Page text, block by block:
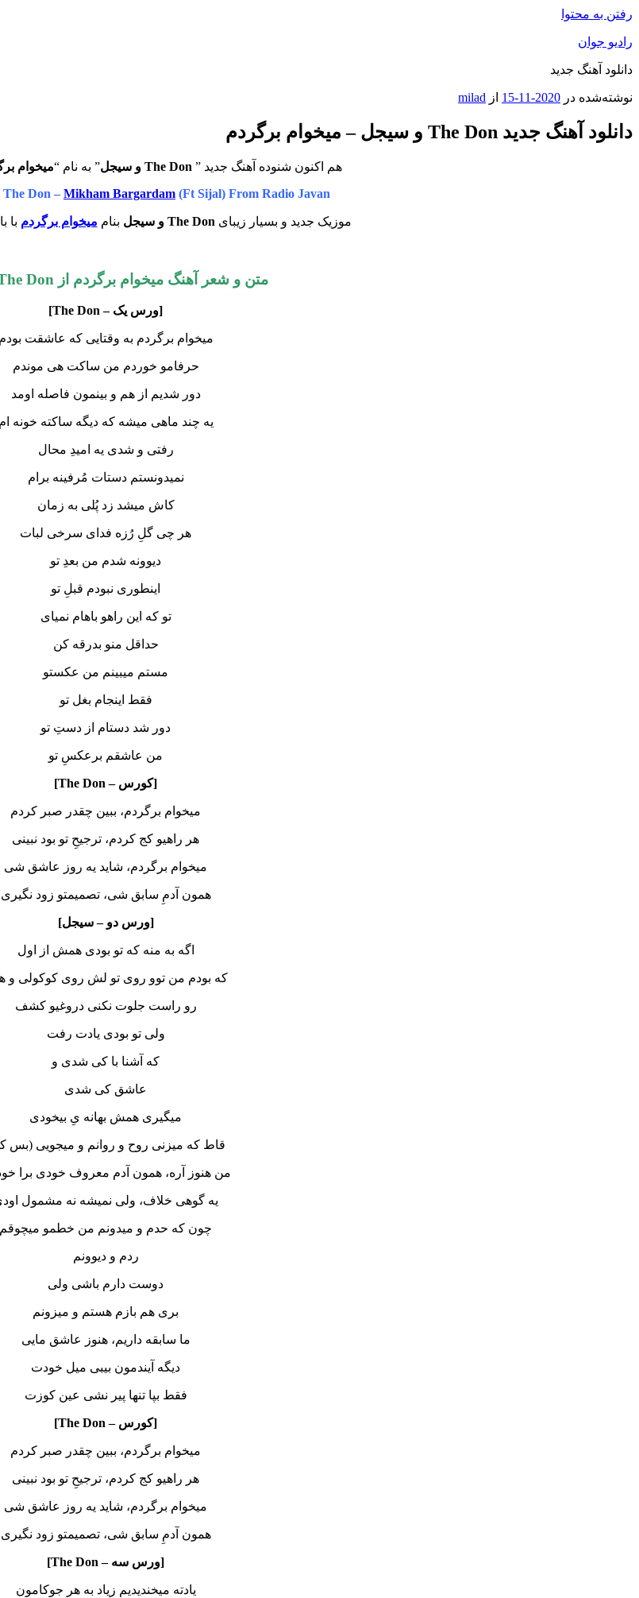
رفتن به محتوا
رادیو جوان
دانلود آهنگ جدید
نوشته‌شده در 2020-11-15 از milad
دانلود آهنگ جدید The Don و سیجل – میخوام برگردم
هم اکنون شنوده آهنگ جدید ” The Don و سیجل ” به نام “میخوام
Don – Mikham Bargardam (Ft Sijal) From Radio Javan
موزیک جدید و بسیار زیبای The Don و سیجل بنام میخوام برگردم با
متن و شعر آهنگ میخوام برگردم از The Don و سیجل
[ورس یک – The Don]
میخوام برگردم به وقتایی که عاشقت بودم
حرفامو خوردم من ساکت هی موندم
دور شدیم از هم و بینمون فاصله اومد
یه چند ماهی میشه که دیگه ساکته خونه ام
رفتی و شدی یه امیدِ محال
نمیدونستم دستات مُرفینه برام
کاش میشد زد پُلی به زمان
هر چی گلِ رُزه فدای سرخی لبات
دیوونه شدم من بعدِ تو
اینطوری نبودم قبلِ تو
تو که این راهو باهام نمیای
حداقل منو بدرقه کن
مستم میبینم من عکستو
فقط اینجام بغل تو
دور شد دستام از دستِ تو
من عاشقم برعکسِ تو
[کورس – The Don]
میخوام برگردم، ببین چقدر صبر کردم
هر راهیو کج کردم، ترجیحِ تو بود نبینی
میخوام برگردم، شاید یه روز عاشق شی
همون آدمِ سابق شی، تصمیمتو زود نگیری
[ورس دو – سیجل]
اگه به منه که تو بودی همش از اول
که بودم من توو روی تو لش روی کوکولی
رو راست جلوت نکنی دروغیو کشف
ولی تو بودی یادت رفت
که آشنا با کی شدی و
عاشق کی شدی
میگیری همش بهانه یِ بیخودی
قاط که میزنی روح و روانم و میجویی (بس
من هنوز آره، همون آدم معروف خودی برا
یه گوهی خلاف، ولی نمیشه نه مشمول
چون که حدم و میدونم من خطمو میچوقم
ردم و دیوونم
دوست دارم باشی ولی
بری هم بازم هستم و میزونم
ما سابقه داریم، هنوز عاشق مایی
دیگه آیندمون بیبی میل خودت
فقط بپا تنها پیر نشی عین کوزت
[کورس – The Don]
میخوام برگردم، ببین چقدر صبر کردم
هر راهیو کج کردم، ترجیحِ تو بود نبینی
میخوام برگردم، شاید یه روز عاشق شی
همون آدمِ سابق شی، تصمیمتو زود نگیری
[ورس سه – The Don]
یادته میخندیدیم زیاد به هر جوکامون